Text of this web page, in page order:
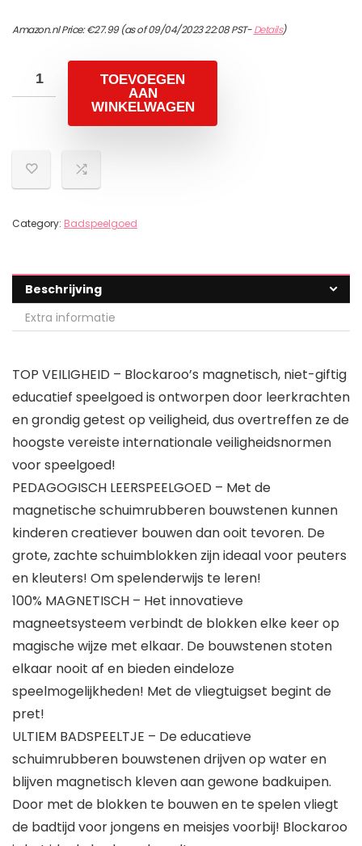
Amazon.nl Price:€27.99(as of 09/04/2023 22:08 PST-Details)
TOEVOEGEN
AAN
WINKELWAGEN
Category: Badspeelgoed
Beschrijving
Extra informatie
TOP VEILIGHEID – Blockaroo’s magnetisch, niet-giftig
educatief speelgoed is ontworpen door leerkrachten
en grondig getest op veiligheid, dus overtreffen ze de
hoogste vereiste internationale veiligheidsnormen
voor speelgoed!
PEDAGOGISCH LEERSPEELGOED – Met de
magnetische schuimrubberen bouwstenen kunnen
kinderen creatiever bouwen dan ooit tevoren. De
grote, zachte schuimblokken zijn ideaal voor peuters
en kleuters! Om spelenderwijs te leren!
100% MAGNETISCH – Het innovatieve
magneetsysteem verbindt de blokken elke keer op
magische wijze met elkaar. De bouwstenen stoten
elkaar nooit af en bieden eindeloze
speelmogelijkheden! Met de vliegtuigset begint de
pret!
ULTIEM BADSPEELTJE – De educatieve
schuimrubberen bouwstenen drijven op water en
blijven magnetisch kleven aan gewone badkuipen.
Door met de blokken te bouwen en te spelen vliegt
de badtijd voor jongens en meisjes voorbij! Blockaroo